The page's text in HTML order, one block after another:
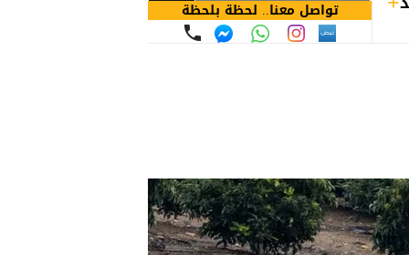
تواصل معنا.. لحظة بلحظة